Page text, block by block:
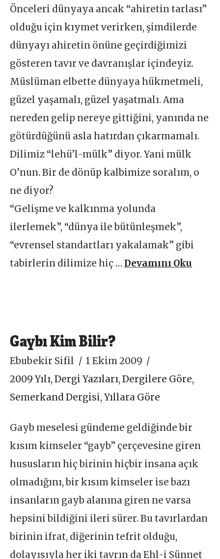
Önceleri dünyaya ancak “ahiretin tarlası”
olduğu için kıymet verirken, şimdilerde
dünyayı ahiretin önüne geçirdiğimizi
gösteren tavır ve davranışlar içindeyiz.
Müslüman elbette dünyaya hükmetmeli,
güzel yaşamalı, güzel yaşatmalı. Ama
nereden gelip nereye gittiğini, yanında ne
götürdüğünü asla hatırdan çıkarmamalı.
Dilimiz “lehü’l-mülk” diyor. Yani mülk
O’nun. Bir de dönüp kalbimize soralım, o
ne diyor?
“Gelişme ve kalkınma yolunda
ilerlemek”, “dünya ile bütünleşmek”,
“evrensel standartları yakalamak” gibi
tabirlerin dilimize hiç …Devamını Oku
Gaybı Kim Bilir?
Ebubekir Sifil
1 Ekim 2009
2009 Yılı,Dergi Yazıları,Dergilere Göre,
Semerkand Dergisi,Yıllara Göre
Gayb meselesi gündeme geldiğinde bir
kısım kimseler “gayb” çerçevesine giren
hususların hiç birinin hiçbir insana açık
olmadığını, bir kısım kimseler ise bazı
insanların gayb alanına giren ne varsa
hepsini bildiğini ileri sürer. Bu tavırlardan
birinin ifrat, diğerinin tefrit olduğu,
dolayısıyla her iki tavrın da Ehl-i Sünnet